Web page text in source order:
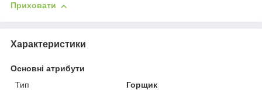
Приховати
Характеристики
Основні атрибути
Тип
Горщик